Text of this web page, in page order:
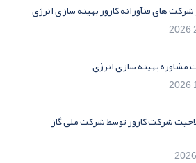
های فنآورانه کارور بهینه سازی انرژی
بهینه سازی انرژی
شرکت کارور توسط شرکت ملی گاز